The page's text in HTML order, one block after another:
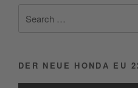
for:
DER NEUE HONDA EU